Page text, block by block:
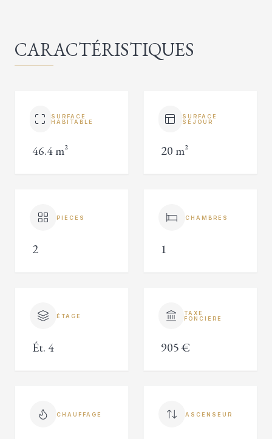
CARACTÉRISTIQUES
SURFACE
HABITABLE
46.4 m²
SURFACE
SÉJOUR
20 m²
PIÈCES
2
CHAMBRES
1
ÉTAGE
Ét. 4
TAXE
FONCIÈRE
905 €
CHAUFFAGE ASCENSEUR